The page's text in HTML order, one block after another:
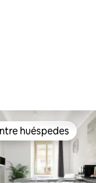
de 5; 686
huéspedes
huéspedes